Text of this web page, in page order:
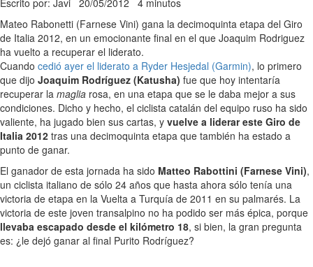
Mateo Rabonetti (Farnese Vini) gana la decimoquinta etapa del Giro
de Italia 2012, en un emocionante final en el que Joaquim Rodriguez
ha vuelto a recuperar el liderato.
Cuando cedió ayer el liderato a Ryder Hesjedal (Garmin), lo primero
que dijo Joaquim Rodríguez (Katusha) fue que hoy intentaría
recuperar la maglia rosa, en una etapa que se le daba mejor a sus
condiciones. Dicho y hecho, el ciclista catalán del equipo ruso ha sido
valiente, ha jugado bien sus cartas, y vuelve a liderar este Giro de
Italia 2012 tras una decimoquinta etapa que también ha estado a
punto de ganar.
El ganador de esta jornada ha sido Matteo Rabottini (Farnese Vini),
un ciclista italiano de sólo 24 años que hasta ahora sólo tenía una
victoria de etapa en la Vuelta a Turquía de 2011 en su palmarés. La
victoria de este joven transalpino no ha podido ser más épica, porque
llevaba escapado desde el kilómetro 18, si bien, la gran pregunta
es: ¿le dejó ganar al final Purito Rodríguez?